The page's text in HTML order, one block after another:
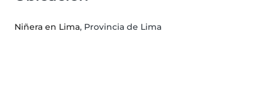
Niñera en Lima, Provincia de Lima